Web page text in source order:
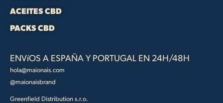
ACEITES CBD
PACKS CBD
ENVíOS A ESPAÑA Y PORTUGAL EN 24H/48H
hola@maionais.com
@maionaisbrand
Greenfield Distribution s.r.o.